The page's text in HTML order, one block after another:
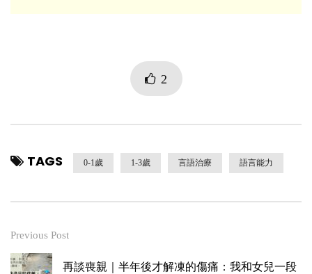
2
TAGS 0-1歲 1-3歲 言語治療 語言能力
Previous Post
再談喪親｜半年後才解凍的傷痛：我和女兒一段